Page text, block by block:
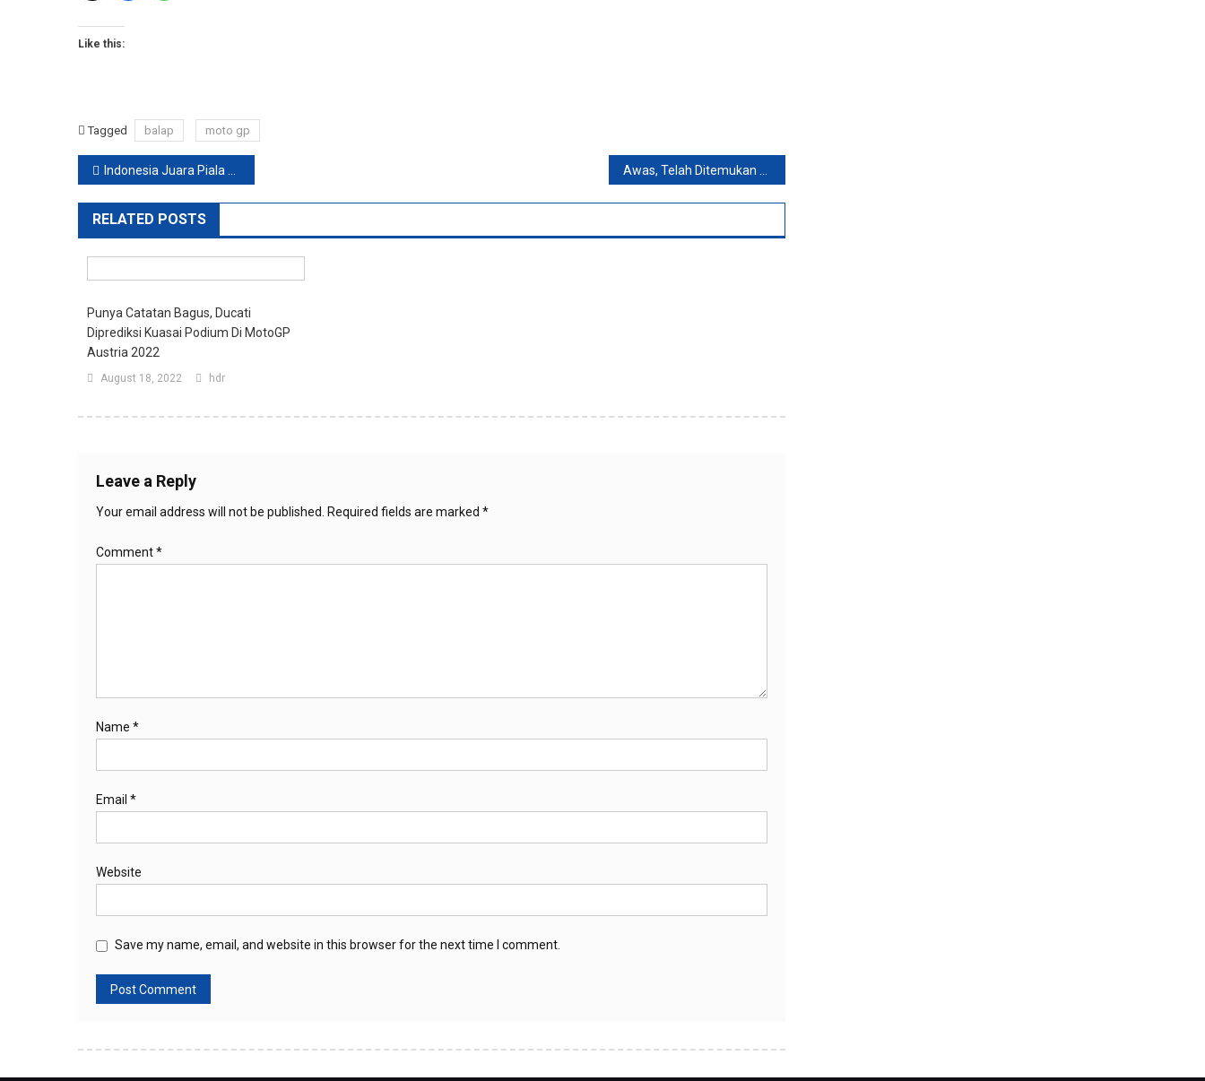
Like this:
Tagged balap moto gp
Post
navigation
Indonesia Juara Piala AFF U-16 2022 Awas, Telah Ditemukan Gen Bakteri Tuberkulosis Kebal Terhadap Antibiotik
RELATED POSTS
Punya Catatan Bagus, Ducati
Diprediksi Kuasai Podium Di MotoGP
Austria 2022
August 18, 2022 hdr
Leave a Reply
Your email address will not be published. Required fields are marked *
Comment*
Name *
Email *
Website
Save my name, email, and website in this browser for the next time I comment.